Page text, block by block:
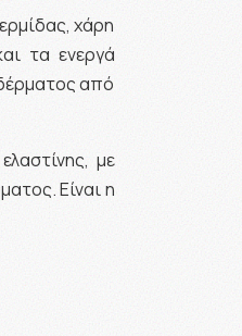
χάρη
τα ενεργά
από
με
Είναι η